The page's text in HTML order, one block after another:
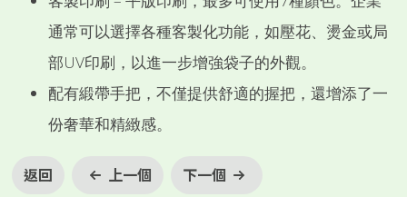
通常可以選擇各種客製化功能，如壓花、燙金或局
部UV印刷，以進一步增強袋子的外觀。
配有緞帶手把，不僅提供舒適的握把，還增添了一
份奢華和精緻感。
返回 上一個 下一個